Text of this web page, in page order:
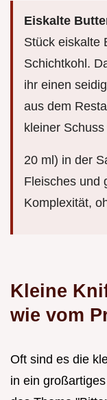
Eiskalte
Stück eiskalte
Schichtkohl.
ihr einen
aus dem
kleiner
20 ml) in der
Fleisches und
Komplexität,
Kleine
wie vom
Oft sind es die
in ein